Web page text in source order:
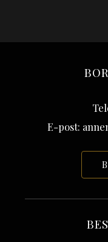
E-post: